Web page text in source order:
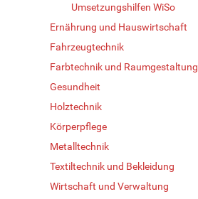
Umsetzungshilfen WiSo
Ernährung und Hauswirtschaft
Fahrzeugtechnik
Farbtechnik und Raumgestaltung
Gesundheit
Holztechnik
Körperpflege
Metalltechnik
Textiltechnik und Bekleidung
Wirtschaft und Verwaltung